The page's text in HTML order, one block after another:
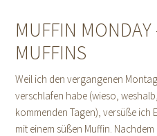
MUFFIN
MUFFINS
Weil ich den vergangenen
verschlafen habe (wieso,
kommenden Tagen), versüße ich
mit einem süßen Muffin.